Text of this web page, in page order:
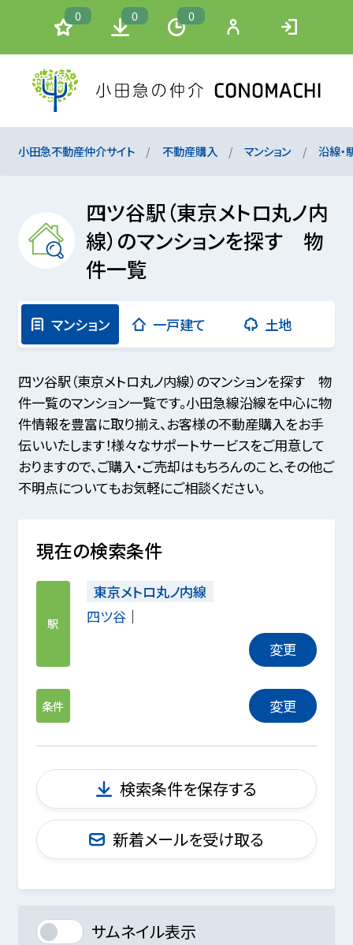
0 0 0
小田急不動産仲介サイト 不動産購入 マンション 沿線・
四ツ谷駅（東京メトロ丸ノ内
線）のマンションを探す 物
件一覧
マンション 一戸建て 土地
四ツ谷駅（東京メトロ丸ノ内線）のマンションを探す 物
件一覧のマンション一覧です。小田急線沿線を中心に物
件情報を豊富に取り揃え、お客様の不動産購入をお手
伝いいたします！様々なサポートサービスをご用意して
おりますので、ご購入・ご売却はもちろんのこと、その他ご
不明点についてもお気軽にご相談ください。
現在の検索条件
駅
東京メトロ丸ノ内線
四ツ谷
変更
条件 変更
検索条件を保存する
新着メールを受け取る
サムネイル表示